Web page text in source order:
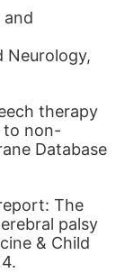
and
Neurology,
therapy
to non-
Database
The
palsy
& Child